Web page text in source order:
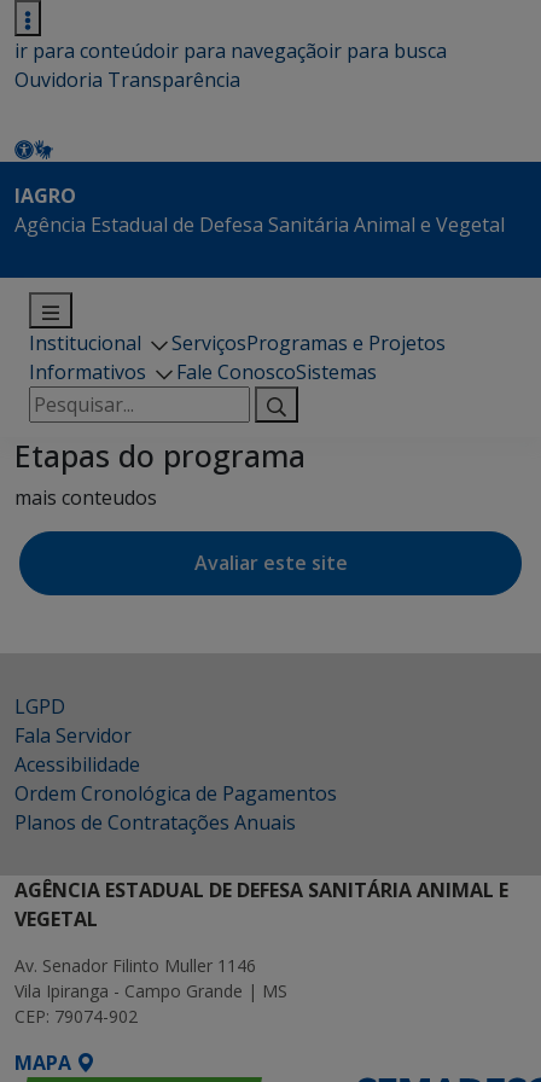
ir para conteúdoir para navegaçãoir para busca
Ouvidoria Transparência
IAGRO
Agência Estadual de Defesa Sanitária Animal e Vegetal
Institucional ServiçosProgramas e Projetos
Informativos
Fale ConoscoSistemas
Pesquisar
por:
Etapas do programa
mais conteudos
Avaliar este site
LGPD
Fala Servidor
Acessibilidade
Ordem Cronológica de Pagamentos
Planos de Contratações Anuais
AGÊNCIA ESTADUAL DE DEFESA SANITÁRIA ANIMAL E
VEGETAL
Av. Senador Filinto Muller 1146
Vila Ipiranga - Campo Grande | MS
CEP: 79074-902
MAPA